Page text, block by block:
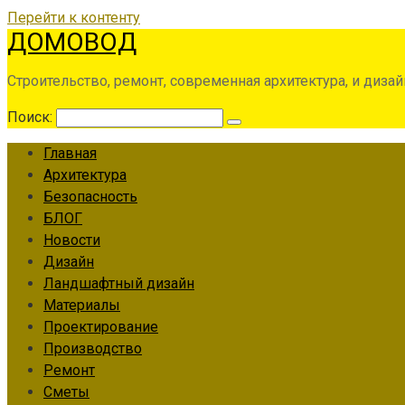
Перейти к контенту
ДОМОВОД
Строительство, ремонт, современная архитектура, и
Поиск:
Главная
Архитектура
Безопасность
БЛОГ
Новости
Дизайн
Ландшафтный дизайн
Материалы
Проектирование
Производство
Ремонт
Сметы